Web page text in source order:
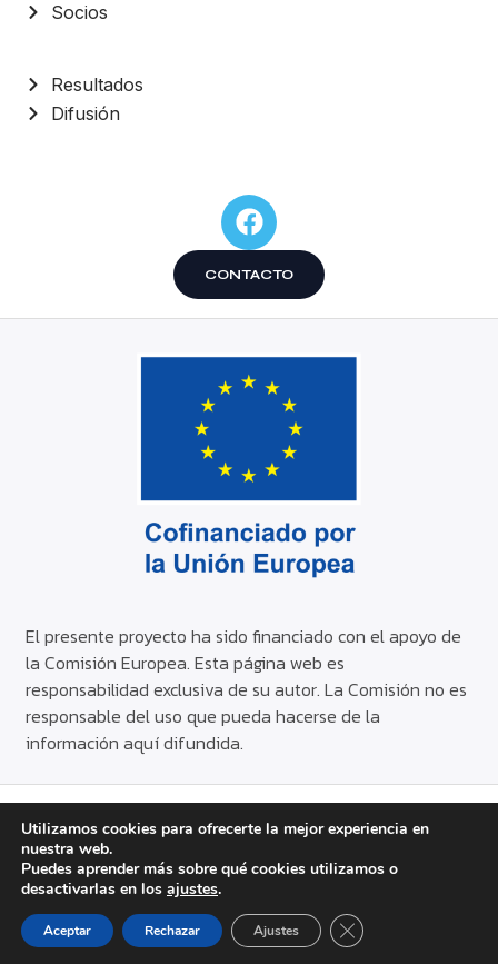
Socios
Resultados
Difusión
CONTACTO
El presente proyecto ha sido financiado con el apoyo de
la Comisión Europea. Esta página web es
responsabilidad exclusiva de su autor. La Comisión no es
responsable del uso que pueda hacerse de la
información aquí difundida.
Aviso legal Política de privacidad Política de cookies
Web© 2023 byAISS Projectis licensed
underCC BY-NC-SA 4.0
Utilizamos cookies para ofrecerte la mejor experiencia en
nuestra web.
Puedes aprender más sobre qué cookies utilizamos o
desactivarlas en los ajustes.
Aceptar Rechazar Ajustes CERRAR EL